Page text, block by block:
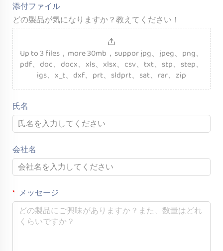
添付ファイル
どの製品が気になりますか？教えてください！
Up to 3 files，more 30mb，suppor jpg、jpeg、png、
pdf、doc、docx、xls、xlsx、csv、txt、stp、step、
igs、x_t、dxf、prt、sldprt、sat、rar、zip
氏名
会社名
メッセージ